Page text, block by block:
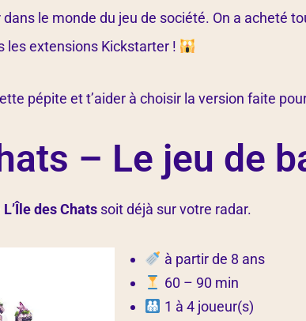
le monde du jeu de société. On a acheté
les extensions Kickstarter !
pépite et t’aider à choisir la version faite
– Le jeu de
L’Île des Chats soit déjà sur votre radar.
à partir de 8 ans
60 – 90 min
1 à 4 joueur(s)